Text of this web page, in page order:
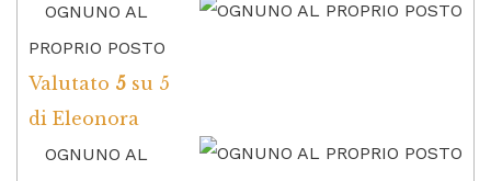
OGNUNO AL
PROPRIO POSTO
Valutato 5 su 5
di Eleonora
OGNUNO AL